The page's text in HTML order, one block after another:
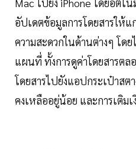
อัปเดตข้อมูลการโดยสารให้
ความสะดวกในด้านต่างๆ โด
แผนที่ ทั้งการดูค่าโดยสารตล
โดยสารไปยังแอปกระเป๋าสต
คงเหลืออยู่น้อย และการเติม